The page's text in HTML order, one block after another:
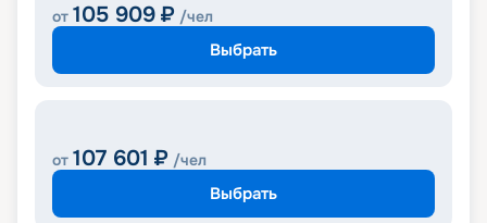
от 105 909 ₽ /чел
Выбрать
от 107 601 ₽ /чел
Выбрать